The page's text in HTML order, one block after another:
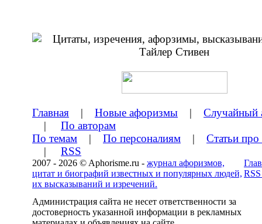
Главная | Новые афоризмы | Случайный
| По авторам
По темам | По персоналиям | Статьи
| RSS
2007 - 2026 © Aphorisme.ru - журнал афоризмов,
цитат и биографий известных и популярных людей,
их высказываний и изречений.
Администрация сайта не несет ответственности за
достоверность указанной информации в рекламных